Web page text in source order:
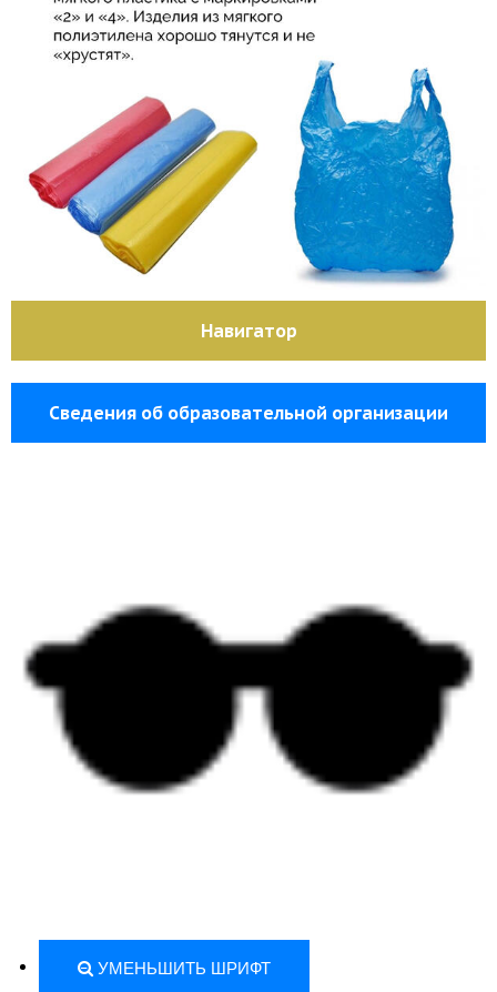
Навигатор
Сведения об образовательной организации
УМЕНЬШИТЬ ШРИФТ